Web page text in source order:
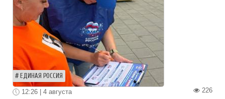
ЕДИНАЯ РОССИЯ
226
12:26 | 4 августа